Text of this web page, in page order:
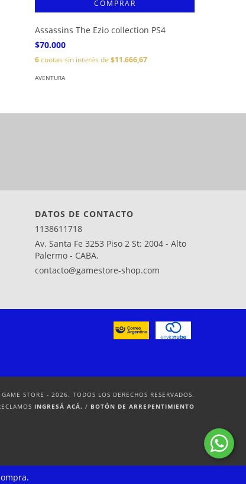
Assassins The Ezio collection PS4
$70.000
6cuotas sin interés de $11.666,67
AVENTURA
DATOS DE CONTACTO
1138611718
Av. Santa Fe 3253 Piso 2 St: 2004 - Alto
Palermo - CABA.
contacto@gamestore-shop.com
STORE - 2026. TODOS LOS DERECHOS RESERVADOS.
INGRESÁ ACÁ. / BOTÓN DE ARREPENTIMIENTO